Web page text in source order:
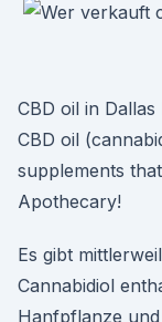
CBD oil in
CBD oil
supplements
Apothecary!
Es gibt
Cannabidiol
Hanfpflanze